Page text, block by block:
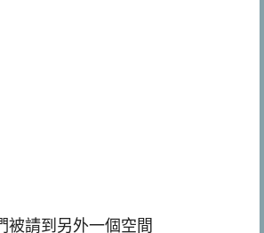
被請到另外一個空間